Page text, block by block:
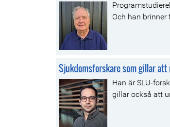
Och han brinner
Sjukdomsforskare som gillar
Han är SLU-
gillar också att